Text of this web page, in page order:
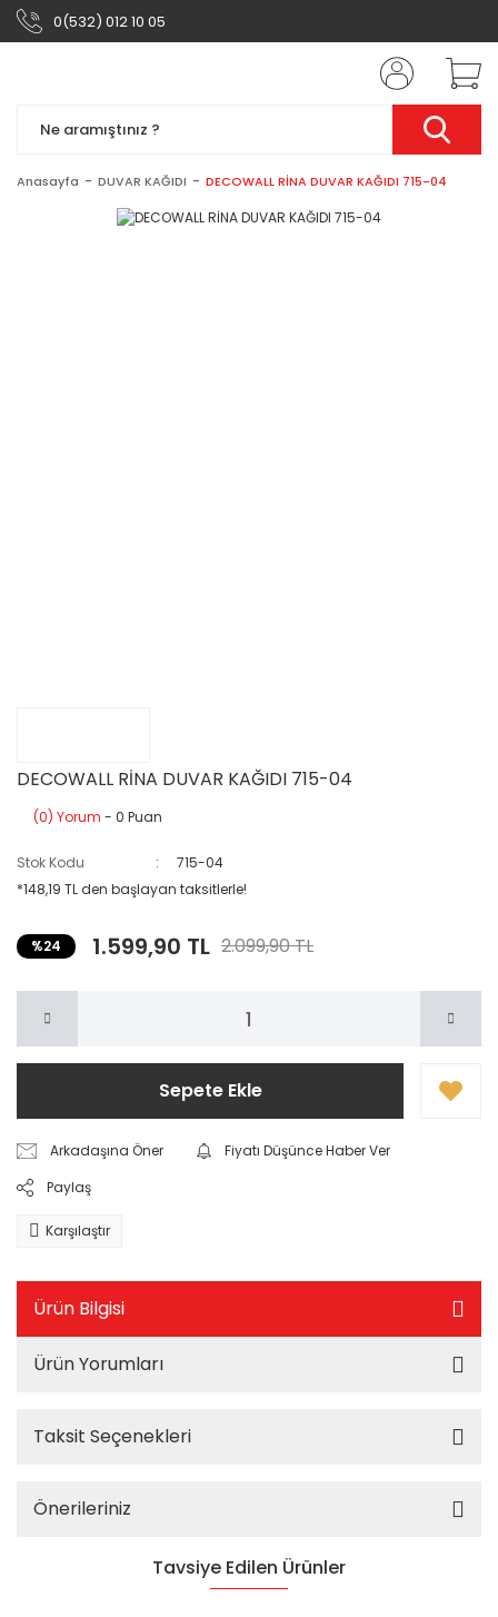
0(532) 012 10 05
Anasayfa DUVAR KAĞIDI DECOWALL RİNA DUVAR KAĞIDI 715-04
DECOWALL RİNA DUVAR KAĞIDI 715-04
(0) Yorum - 0 Puan
Stok Kodu
715-04
*148,19 TL den başlayan taksitlerle!
%24 1.599,90 TL 2.099,90 TL
Sepete Ekle
Arkadaşına Öner
Fiyatı Düşünce Haber Ver
Paylaş
Karşılaştır
Ürün Bilgisi
Ürün Yorumları
Taksit Seçenekleri
Önerileriniz
Tavsiye Edilen Ürünler